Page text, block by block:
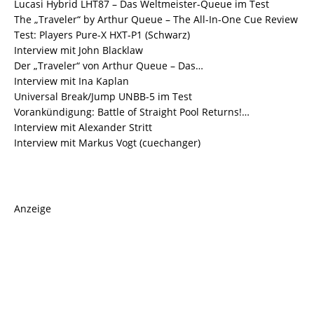
Lucasi Hybrid LHT87 – Das Weltmeister-Queue im Test
The „Traveler“ by Arthur Queue – The All-In-One Cue Review
Test: Players Pure-X HXT-P1 (Schwarz)
Interview mit John Blacklaw
Der „Traveler“ von Arthur Queue – Das…
Interview mit Ina Kaplan
Universal Break/Jump UNBB-5 im Test
Vorankündigung: Battle of Straight Pool Returns!…
Interview mit Alexander Stritt
Interview mit Markus Vogt (cuechanger)
Anzeige